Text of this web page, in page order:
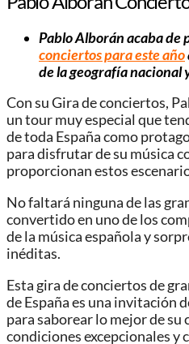
Pablo Alborán acaba de
conciertos para este año
de la geografía nacional
Con su Gira de conciertos,
un tour muy especial que
de toda España como
para disfrutar de su música
proporcionan estos
No faltará ninguna de las
convertido en uno de los
de la música española y
inéditas.
Esta gira de conciertos de
de España es una invitación
para saborear lo mejor de su
condiciones excepcionales y